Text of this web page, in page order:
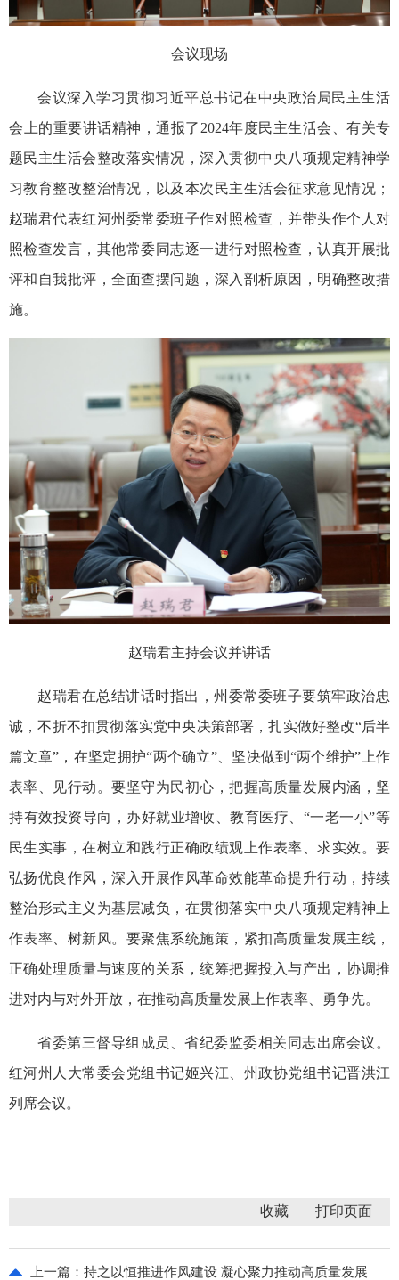
会议现场
会议深入学习贯彻习近平总书记在中央政治局民主生活
会上的重要讲话精神，通报了2024年度民主生活会、有关专
题民主生活会整改落实情况，深入贯彻中央八项规定精神学
习教育整改整治情况，以及本次民主生活会征求意见情况；
赵瑞君代表红河州委常委班子作对照检查，并带头作个人对
照检查发言，其他常委同志逐一进行对照检查，认真开展批
评和自我批评，全面查摆问题，深入剖析原因，明确整改措
施。
赵瑞君主持会议并讲话
赵瑞君在总结讲话时指出，州委常委班子要筑牢政治忠
诚，不折不扣贯彻落实党中央决策部署，扎实做好整改“后半
篇文章”，在坚定拥护“两个确立”、坚决做到“两个维护”上作
表率、见行动。要坚守为民初心，把握高质量发展内涵，坚
持有效投资导向，办好就业增收、教育医疗、“一老一小”等
民生实事，在树立和践行正确政绩观上作表率、求实效。要
弘扬优良作风，深入开展作风革命效能革命提升行动，持续
整治形式主义为基层减负，在贯彻落实中央八项规定精神上
作表率、树新风。要聚焦系统施策，紧扣高质量发展主线，
正确处理质量与速度的关系，统筹把握投入与产出，协调推
进对内与对外开放，在推动高质量发展上作表率、勇争先。
省委第三督导组成员、省纪委监委相关同志出席会议。
红河州人大常委会党组书记姬兴江、州政协党组书记晋洪江
列席会议。
收藏
上一篇： 持之以恒推进作风建设 凝心聚力推动高质量发展